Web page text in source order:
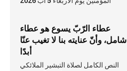
عطاء الرّبّ يسوع هو عطاء
شامل، وأنّ عنايته بنا لا تغيب عنّا
أبدًا
النص الكامل لصلاة التبشير الملائكي